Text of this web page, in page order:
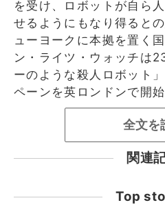
を受け、ロボットが自ら
せるようにもなり得ると
ューヨークに本拠を置く
ン・ライツ・ウォッチは
ーのような殺人ロボット
ペーンを英ロンドンで開始
全文を
関連
Top